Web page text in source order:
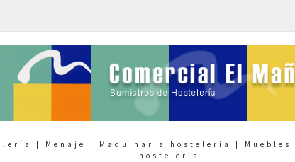
| Menaje | Maquinaria hostelería |
hosteleria